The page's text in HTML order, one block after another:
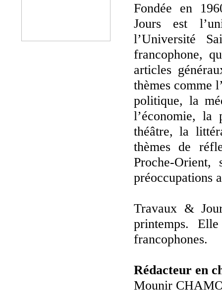
Fondée en
Jours est
l’Université
francophone,
articles
thèmes comme
politique, la
l’économie, la
théâtre, la
thèmes de
Proche-
préoccupations
Travaux &
printemps.
francophones.
Rédacteur en
Mounir